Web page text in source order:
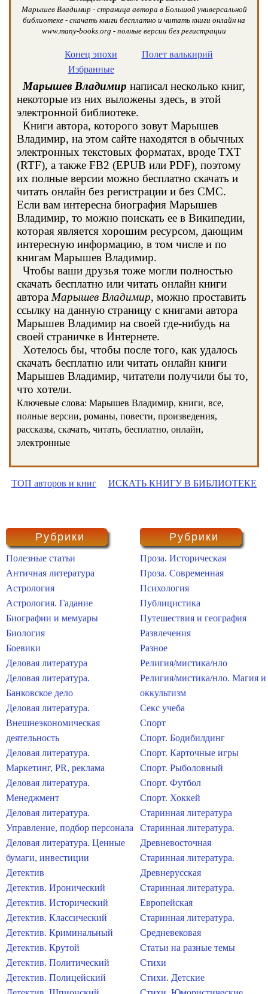
Марышев Владимир - страница автора в Большой универсальной
библиотеке - скачать книги бесплатно и читать книги онлайн на
www.many-books.org - полные версии без регистрации
Конец эпохи
Избранные
Полет валькирий
Марышев Владимир написал несколько книг,
некоторые из них выложены здесь, в этой
электронной библиотеке.
Книги автора, которого зовут Марышев
Владимир, на этом сайте находятся в обычных
электронных текстовых форматах, вроде TXT
(RTF), а также FB2 (EPUB или PDF), поэтому
их полные версии можно бесплатно скачать и
читать онлайн без регистрации и без СМС.
Если вам интересна биография Марышев
Владимир, то можно поискать ее в Википедии,
которая является хорошим ресурсом, дающим
интересную информацию, в том числе и по
книгам Марышев Владимир.
Чтобы ваши друзья тоже могли полностью
скачать бесплатно или читать онлайн книги
автора Марышев Владимир, можно проставить
ссылку на данную страницу с книгами автора
Марышев Владимир на своей где-нибудь на
своей страничке в Интернете.
Хотелось бы, чтобы после того, как удалось
скачать бесплатно или читать онлайн книги
Марышев Владимир, читатели получили бы то,
что хотели.
Ключевые слова: Марышев Владимир, книги, все,
полные версии, романы, повести, произведения,
рассказы, скачать, читать, бесплатно, онлайн,
электронные
ТОП авторов и книг ИСКАТЬ КНИГУ В БИБЛИОТЕКЕ
Рубрики
Полезные статьи
Античная литература
Астрология
Астрология. Гадание
Биографии и мемуары
Биология
Боевики
Деловая литература
Деловая литература.
Банковское дело
Деловая литература.
Внешнеэкономическая
деятельность
Деловая литература.
Маркетинг, PR, реклама
Деловая литература.
Менеджмент
Деловая литература.
Управление, подбор персонала
Деловая литература. Ценные
бумаги, инвестиции
Детектив
Детектив. Иронический
Детектив. Исторический
Детектив. Классический
Детектив. Криминальный
Детектив. Крутой
Детектив. Политический
Детектив. Полицейский
Рубрики
Проза. Историческая
Проза. Современная
Психология
Публицистика
Путешествия и география
Развлечения
Разное
Религия/мистика/нло
Религия/мистика/нло. Магия и
оккультизм
Секс учеба
Спорт
Спорт. Бодибилдинг
Спорт. Карточные игры
Спорт. Рыболовный
Спорт. Футбол
Спорт. Хоккей
Старинная литература
Старинная литература.
Древневосточная
Старинная литература.
Древнерусская
Старинная литература.
Европейская
Старинная литература.
Средневековая
Статьи на разные темы
Стихи
Стихи. Детские